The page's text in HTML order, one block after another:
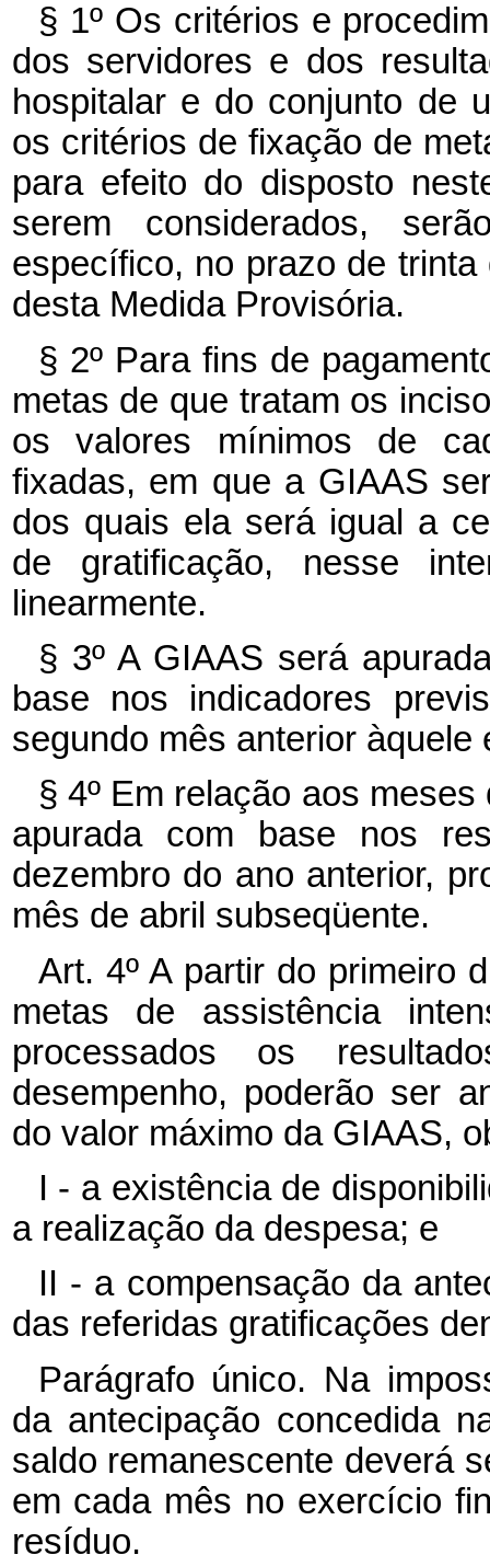
§ 1º Os critérios e
dos servidores e dos
hospitalar e do conjunto de
os critérios de fixação de
para efeito do disposto
serem considerados,
específico, no prazo de
desta Medida Provisória.
§ 2º Para fins de
metas de que tratam os
os valores mínimos de
fixadas, em que a GIAAS
dos quais ela será igual a
de gratificação, nesse
linearmente.
§ 3º A GIAAS será
base nos indicadores
segundo mês anterior
§ 4º Em relação aos
apurada com base nos
dezembro do ano anterior,
mês de abril subseqüente.
Art. 4º A partir do primeiro
metas de assistência
processados os
desempenho, poderão ser
do valor máximo da GIAAS,
I - a existência de
a realização da despesa; e
II - a compensação da
das referidas gratificações
Parágrafo único. Na
da antecipação concedida
saldo remanescente deverá
em cada mês no exercício
resíduo.